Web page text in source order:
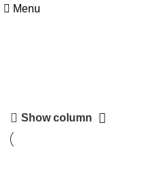
Menu
Show column